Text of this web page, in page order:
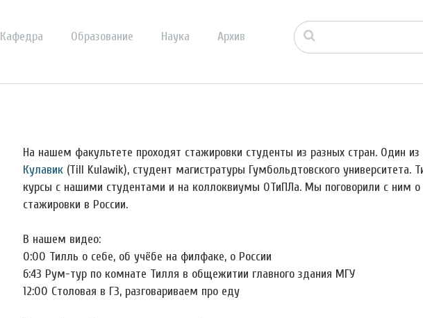
Кафедра Образование Наука Архив
На нашем факультете проходят стажировки студенты из разных стран. Один
Кулавик (Till Kulawik), студент магистратуры Гумбольдтовского университета.
курсы с нашими студентами и на коллоквиумы ОТиПЛа. Мы поговорили с ним о
стажировки в России.
В нашем видео:
0:00 Тилль о себе, об учёбе на филфаке, о России
6:43 Рум-тур по комнате Тилля в общежитии главного здания МГУ
12:00 Столовая в ГЗ, разговариваем про еду